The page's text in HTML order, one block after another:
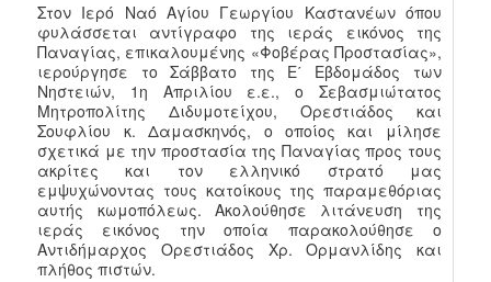
Στον Ιερό Ναό Αγίου Γεωργίου Καστανέων όπου
φυλάσσεται αντίγραφο της ιεράς εικόνος της
Παναγίας, επικαλουμένης «Φοβέρας Προστασίας»,
ιερούργησε το Σάββατο της Ε΄ Εβδομάδος των
Νηστειών, 1η Απριλίου ε.ε., ο Σεβασμιώτατος
Μητροπολίτης Διδυμοτείχου, Ορεστιάδος και
Σουφλίου κ. Δαμασκηνός, ο οποίος και μίλησε
σχετικά με την προστασία της Παναγίας προς τους
ακρίτες και τον ελληνικό στρατό μας
εμψυχώνοντας τους κατοίκους της παραμεθόριας
αυτής κωμοπόλεως. Ακολούθησε λιτάνευση της
ιεράς εικόνος την οποία παρακολούθησε ο
Αντιδήμαρχος Ορεστιάδος Χρ. Ορμανλίδης και
πλήθος πιστών.